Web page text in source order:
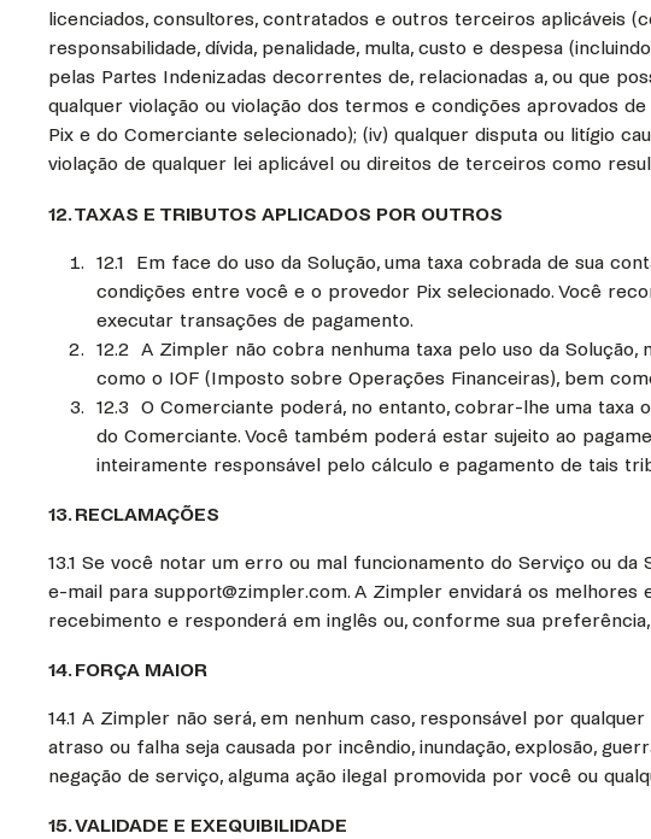
licenciados, consultores, contratados e outros terceiros aplicáveis
responsabilidade, dívida, penalidade, multa, custo e despesa
pelas Partes Indenizadas decorrentes de, relacionadas a, ou que
qualquer violação ou violação dos termos e condições aprovados
Pix e do Comerciante selecionado); (iv) qualquer disputa ou litígio
violação de qualquer lei aplicável ou direitos de terceiros como
12. TAXAS E TRIBUTOS APLICADOS POR OUTROS
12.1 Em face do uso da Solução, uma taxa cobrada de sua
condições entre você e o provedor Pix selecionado. Você
executar transações de pagamento.
12.2 A Zimpler não cobra nenhuma taxa pelo uso da
como o IOF (Imposto sobre Operações Financeiras), bem
12.3 O Comerciante poderá, no entanto, cobrar-lhe uma
do Comerciante. Você também poderá estar sujeito ao
inteiramente responsável pelo cálculo e pagamento de tais
13. RECLAMAÇÕES
13.1 Se você notar um erro ou mal funcionamento do Serviço ou
e-mail para support@zimpler.com. A Zimpler envidará os
recebimento e responderá em inglês ou, conforme sua
14. FORÇA MAIOR
14.1 A Zimpler não será, em nenhum caso, responsável por
atraso ou falha seja causada por incêndio, inundação, explosão,
negação de serviço, alguma ação ilegal promovida por você ou
15. VALIDADE E EXEQUIBILIDADE